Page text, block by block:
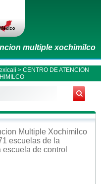
multiple xochimilco
> CENTRO DE ATENCION
Multiple Xochimilco
escuelas de la
escuela de control